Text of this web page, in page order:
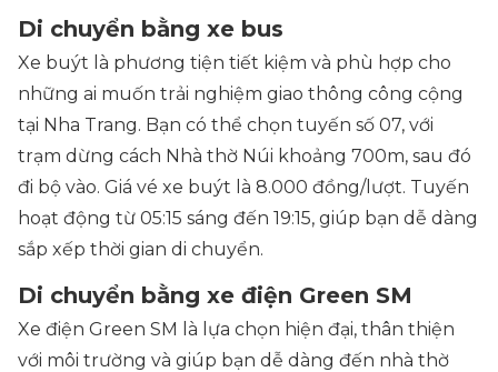
Di chuyển bằng xe bus
Xe buýt là phương tiện tiết kiệm và phù hợp cho
những ai muốn trải nghiệm giao thông công cộng
tại Nha Trang. Bạn có thể chọn tuyến số 07, với
trạm dừng cách Nhà thờ Núi khoảng 700m, sau đó
đi bộ vào. Giá vé xe buýt là 8.000 đồng/lượt. Tuyến
hoạt động từ 05:15 sáng đến 19:15, giúp bạn dễ dàng
sắp xếp thời gian di chuyển.
Di chuyển bằng xe điện Green SM
Xe điện Green SM là lựa chọn hiện đại, thân thiện
với môi trường và giúp bạn dễ dàng đến nhà thờ